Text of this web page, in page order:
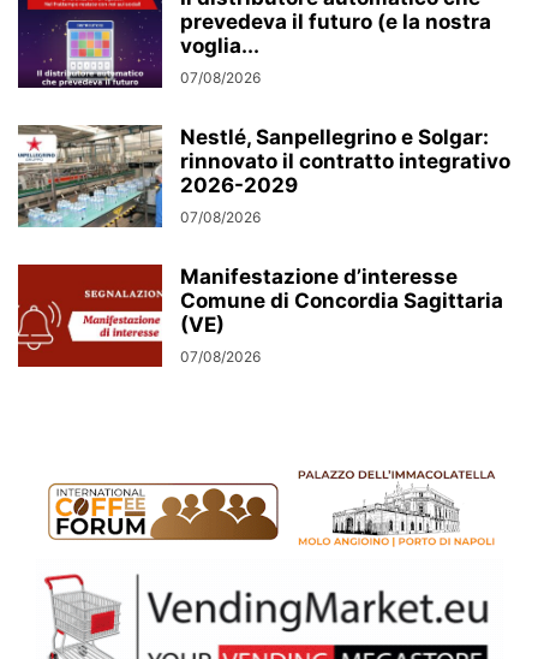
prevedeva il futuro (e la nostra
voglia...
07/08/2026
Nestlé, Sanpellegrino e Solgar:
rinnovato il contratto integrativo
2026-2029
07/08/2026
Manifestazione d’interesse
Comune di Concordia Sagittaria
(VE)
07/08/2026